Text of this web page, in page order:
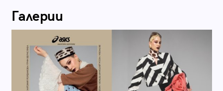
Галерии